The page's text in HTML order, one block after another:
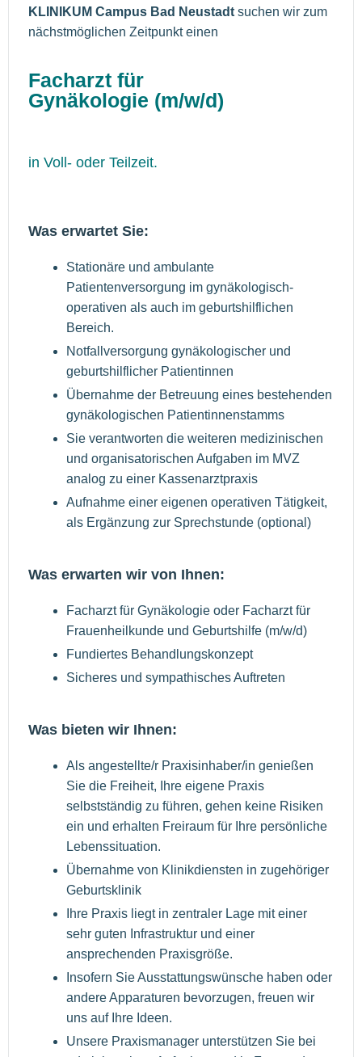
KLINIKUM Campus Bad Neustadt suchen wir zum
nächstmöglichen Zeitpunkt einen
Facharzt für
Gynäkologie (m/w/d)
in Voll- oder Teilzeit.
Was erwartet Sie:
Stationäre und ambulante
Patientenversorgung im gynäkologisch-
operativen als auch im geburtshilflichen
Bereich.
Notfallversorgung gynäkologischer und
geburtshilflicher Patientinnen
Übernahme der Betreuung eines bestehenden
gynäkologischen Patientinnenstamms
Sie verantworten die weiteren medizinischen
und organisatorischen Aufgaben im MVZ
analog zu einer Kassenarztpraxis
Aufnahme einer eigenen operativen Tätigkeit,
als Ergänzung zur Sprechstunde (optional)
Was erwarten wir von Ihnen:
Facharzt für Gynäkologie oder Facharzt für
Frauenheilkunde und Geburtshilfe (m/w/d)
Fundiertes Behandlungskonzept
Sicheres und sympathisches Auftreten
Was bieten wir Ihnen:
Als angestellte/r Praxisinhaber/in genießen
Sie die Freiheit, Ihre eigene Praxis
selbstständig zu führen, gehen keine Risiken
ein und erhalten Freiraum für Ihre persönliche
Lebenssituation.
Übernahme von Klinikdiensten in zugehöriger
Geburtsklinik
Ihre Praxis liegt in zentraler Lage mit einer
sehr guten Infrastruktur und einer
ansprechenden Praxisgröße.
Insofern Sie Ausstattungswünsche haben oder
andere Apparaturen bevorzugen, freuen wir
uns auf Ihre Ideen.
Unsere Praxismanager unterstützen Sie bei